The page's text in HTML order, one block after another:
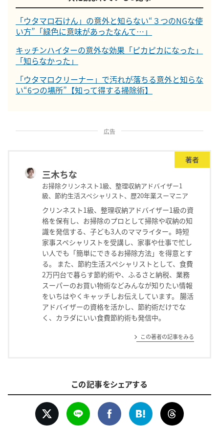
「ウタマロ石けん」の意外と知らない“３つのNGな使
い方”「緑色に意味があったなんて…」
キッチンハイターの意外な効果「ピカピカになった」
「知らなかった」
「ウタマロクリーナー」で汚れが落ちる意外と知らな
い“6つの場所”【知って得する掃除術】
広告
著者
三木ちな
お掃除クリンネスト1級、整理収納アドバイザー1
級、節約生活スペシャリスト、歴20年業スーマニア
クリンネスト1級、整理収納アドバイザー1級の資
格を保有し、お掃除のプロとして掃除や収納の知
識を発信する、子ども3人のママライター。時短
家事スペシャリストを受講し、家事や仕事で忙し
い人でも「簡単にできるお掃除方法」を得意とす
る。 また、節約生活スペシャリストとして、食費
2万円台で暮らす節約術や、ふるさと納税、業務
スーパーのお買い物術などみんなが知りたい情報
をいちはやくキャッチしお伝えしています。 腸活
アドバイザーの資格を活かし、節約術だけでな
く、カラダにいい食費節約術も発信中。
この著者の記事をみる
この記事をシェアする